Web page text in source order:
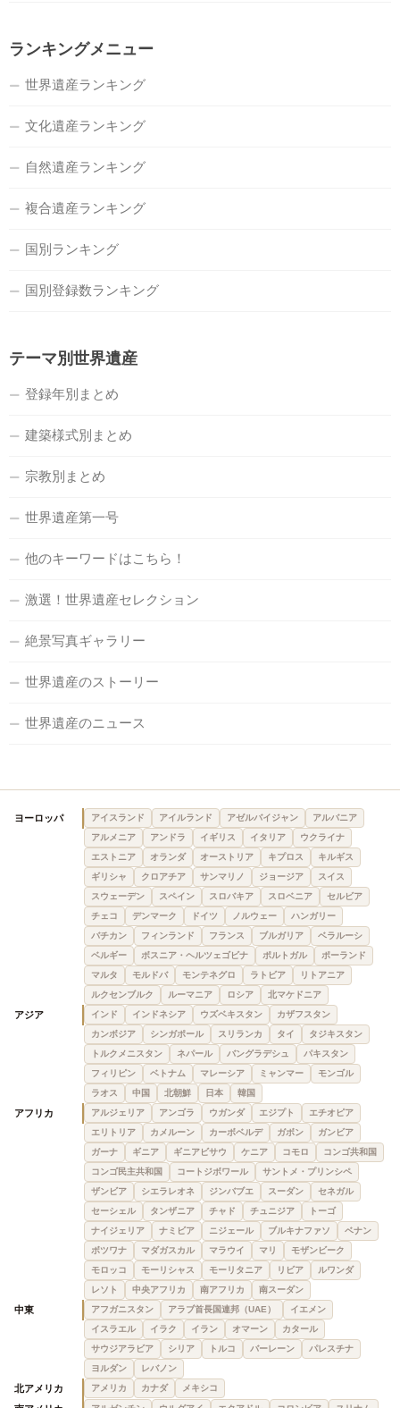
ランキングメニュー
世界遺産ランキング
文化遺産ランキング
自然遺産ランキング
複合遺産ランキング
国別ランキング
国別登録数ランキング
テーマ別世界遺産
登録年別まとめ
建築様式別まとめ
宗教別まとめ
世界遺産第一号
他のキーワードはこちら！
激選！世界遺産セレクション
絶景写真ギャラリー
世界遺産のストーリー
世界遺産のニュース
ヨーロッパ アイスランド アイルランド アゼルバイジャン
アルバニア
アルメニア
アンドラ イギリス イタリア
ウクライナ
エストニア
オランダ オーストリア キプロス
キルギス
ギリシャ
クロアチア サンマリノ ジョージア
スイス
スウェーデン
スペイン スロバキア スロベニア
セルビア
チェコ
デンマーク ドイツ ノルウェー
ハンガリー
バチカン
フィンランド フランス ブルガリア
ベラルーシ
ベルギー
ボスニア・ヘルツェゴビナ ポルトガル
ポーランド
マルタ
モルドバ モンテネグロ ラトビア
リトアニア
ルクセンブルク
ルーマニア ロシア 北マケドニア
アジア インド インドネシア ウズベキスタン
カザフスタン
カンボジア
シンガポール スリランカ タイ
タジキスタン
トルクメニスタン
ネパール バングラデシュ
パキスタン
フィリピン
ベトナム マレーシア ミャンマー
モンゴル
ラオス
中国 北朝鮮 日本 韓国
アフリカ アルジェリア アンゴラ ウガンダ エジプト
エチオピア
エリトリア
カメルーン カーボベルデ ガボン
ガンビア
ガーナ
ギニア ギニアビサウ ケニア コモロ
コンゴ共和国
コンゴ民主共和国
コートジボワール
サントメ・プリンシペ
ザンビア
シエラレオネ ジンバブエ スーダン
セネガル
セーシェル
タンザニア チャド チュニジア
トーゴ
ナイジェリア
ナミビア ニジェール ブルキナファソ
ベナン
ボツワナ
マダガスカル マラウイ マリ
モザンビーク
モロッコ
モーリシャス モーリタニア リビア
ルワンダ
レソト
中央アフリカ 南アフリカ 南スーダン
中東 アフガニスタン アラブ首長国連邦（UAE）
イエメン
イスラエル
イラク イラン オマーン
カタール
サウジアラビア
シリア トルコ バーレーン
パレスチナ
ヨルダン
レバノン
北アメリカ アメリカ カナダ メキシコ